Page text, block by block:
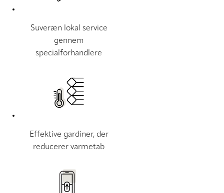
Suveræn lokal service
gennem
specialforhandlere
Effektive gardiner, der
reducerer varmetab